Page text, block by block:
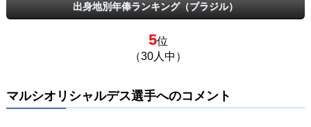
出身地別年俸ランキング（ブラジル）
5位
（30人中）
マルシオリシャルデス選手へのコメント